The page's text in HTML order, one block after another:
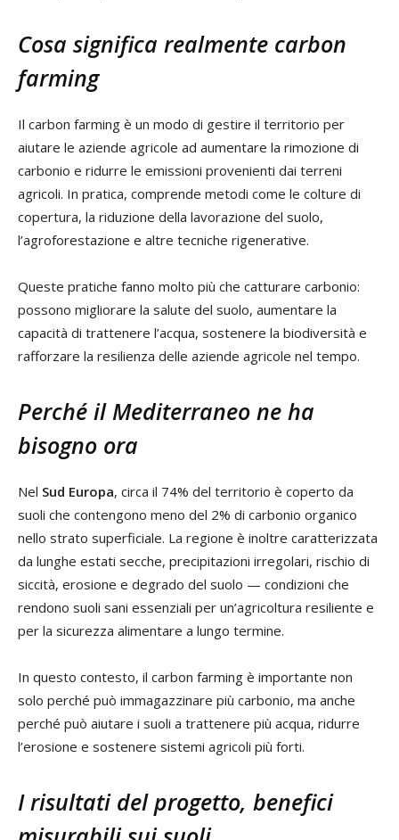
Cosa significa realmente carbon
farming
Il carbon farming è un modo di gestire il territorio per
aiutare le aziende agricole ad aumentare la rimozione di
carbonio e ridurre le emissioni provenienti dai terreni
agricoli. In pratica, comprende metodi come le colture di
copertura, la riduzione della lavorazione del suolo,
l’agroforestazione e altre tecniche rigenerative.
Queste pratiche fanno molto più che catturare carbonio:
possono migliorare la salute del suolo, aumentare la
capacità di trattenere l’acqua, sostenere la biodiversità e
rafforzare la resilienza delle aziende agricole nel tempo.
Perché il Mediterraneo ne ha
bisogno ora
Nel Sud Europa, circa il 74% del territorio è coperto da
suoli che contengono meno del 2% di carbonio organico
nello strato superficiale. La regione è inoltre caratterizzata
da lunghe estati secche, precipitazioni irregolari, rischio di
siccità, erosione e degrado del suolo — condizioni che
rendono suoli sani essenziali per un’agricoltura resiliente e
per la sicurezza alimentare a lungo termine.
In questo contesto, il carbon farming è importante non
solo perché può immagazzinare più carbonio, ma anche
perché può aiutare i suoli a trattenere più acqua, ridurre
l’erosione e sostenere sistemi agricoli più forti.
I risultati del progetto, benefici